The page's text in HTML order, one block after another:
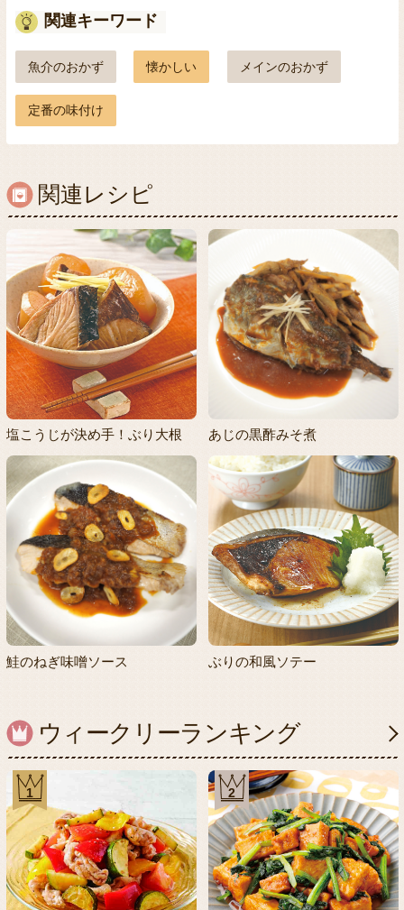
関連キーワード
魚介のおかず 懐かしい メインのおかず
定番の味付け
関連レシピ
塩こうじが決め手！ぶり大根 あじの黒酢みそ煮
鮭のねぎ味噌ソース ぶりの和風ソテー
ウィークリーランキング
1 2